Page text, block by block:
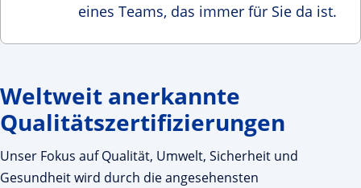
eines Teams, das immer für Sie da ist.
Weltweit anerkannte
Qualitätszertifizierungen
Unser Fokus auf Qualität, Umwelt, Sicherheit und
Gesundheit wird durch die angesehensten